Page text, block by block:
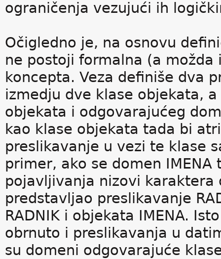
ograničenja vezujući ih
Očigledno je, na osnovu
ne postoji formalna (a
koncepta. Veza definiše dva
izmedju dve klase objekata,
objekata i odgovarajućeg
kao klase objekata tada bi
preslikavanje u vezi te klase
primer, ako se domen
pojavljivanja nizovi karaktera
predstavljao preslikavanje
RADNIK i objekata IMENA.
obrnuto i preslikavanja u
su domeni odgovarajuće